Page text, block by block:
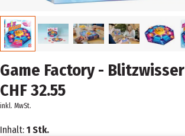
Game Factory - Blitzwisser
CHF 32.55
inkl. MwSt.
Inhalt: 1 Stk.